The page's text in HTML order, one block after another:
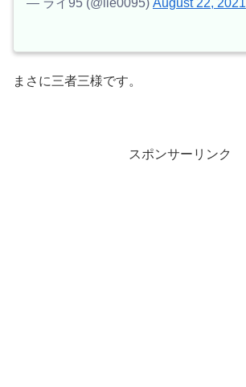
— ライ95 (@lie0095) August 22, 2021
まさに三者三様です。
スポンサーリンク